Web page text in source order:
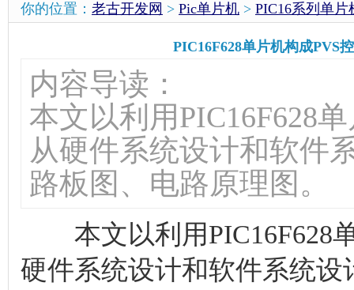
你的位置： 老古开发网 > Pic单片机 > PIC16系列单片
PIC16F628单片机构成PVS
内容导读：
本文以利用PIC16F628
从硬件系统设计和软件
路板图、电路原理图。
本文以利用PIC16F628
硬件系统设计和软件系统